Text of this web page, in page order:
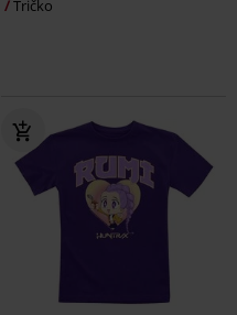
Tričko